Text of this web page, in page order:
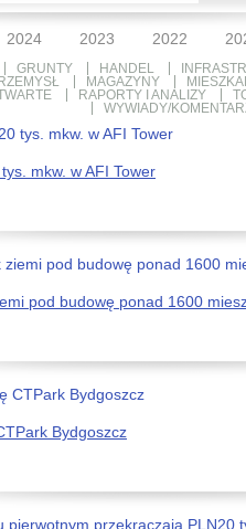
2024 2023 2022
GRUNTY HANDEL
MAGAZYNY
RAPORTY I ANALIZY
WYWIADY/
mkw. w AFI Tower
pod budowę ponad 1600
Bydgoszcz